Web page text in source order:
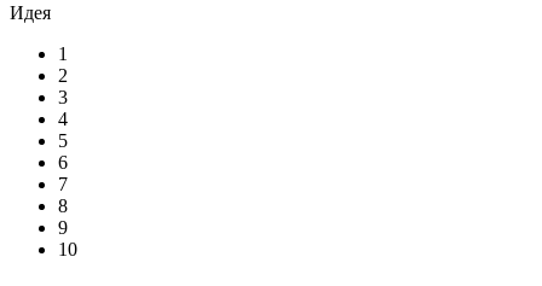
Идея
1
2
3
4
5
6
7
8
9
10